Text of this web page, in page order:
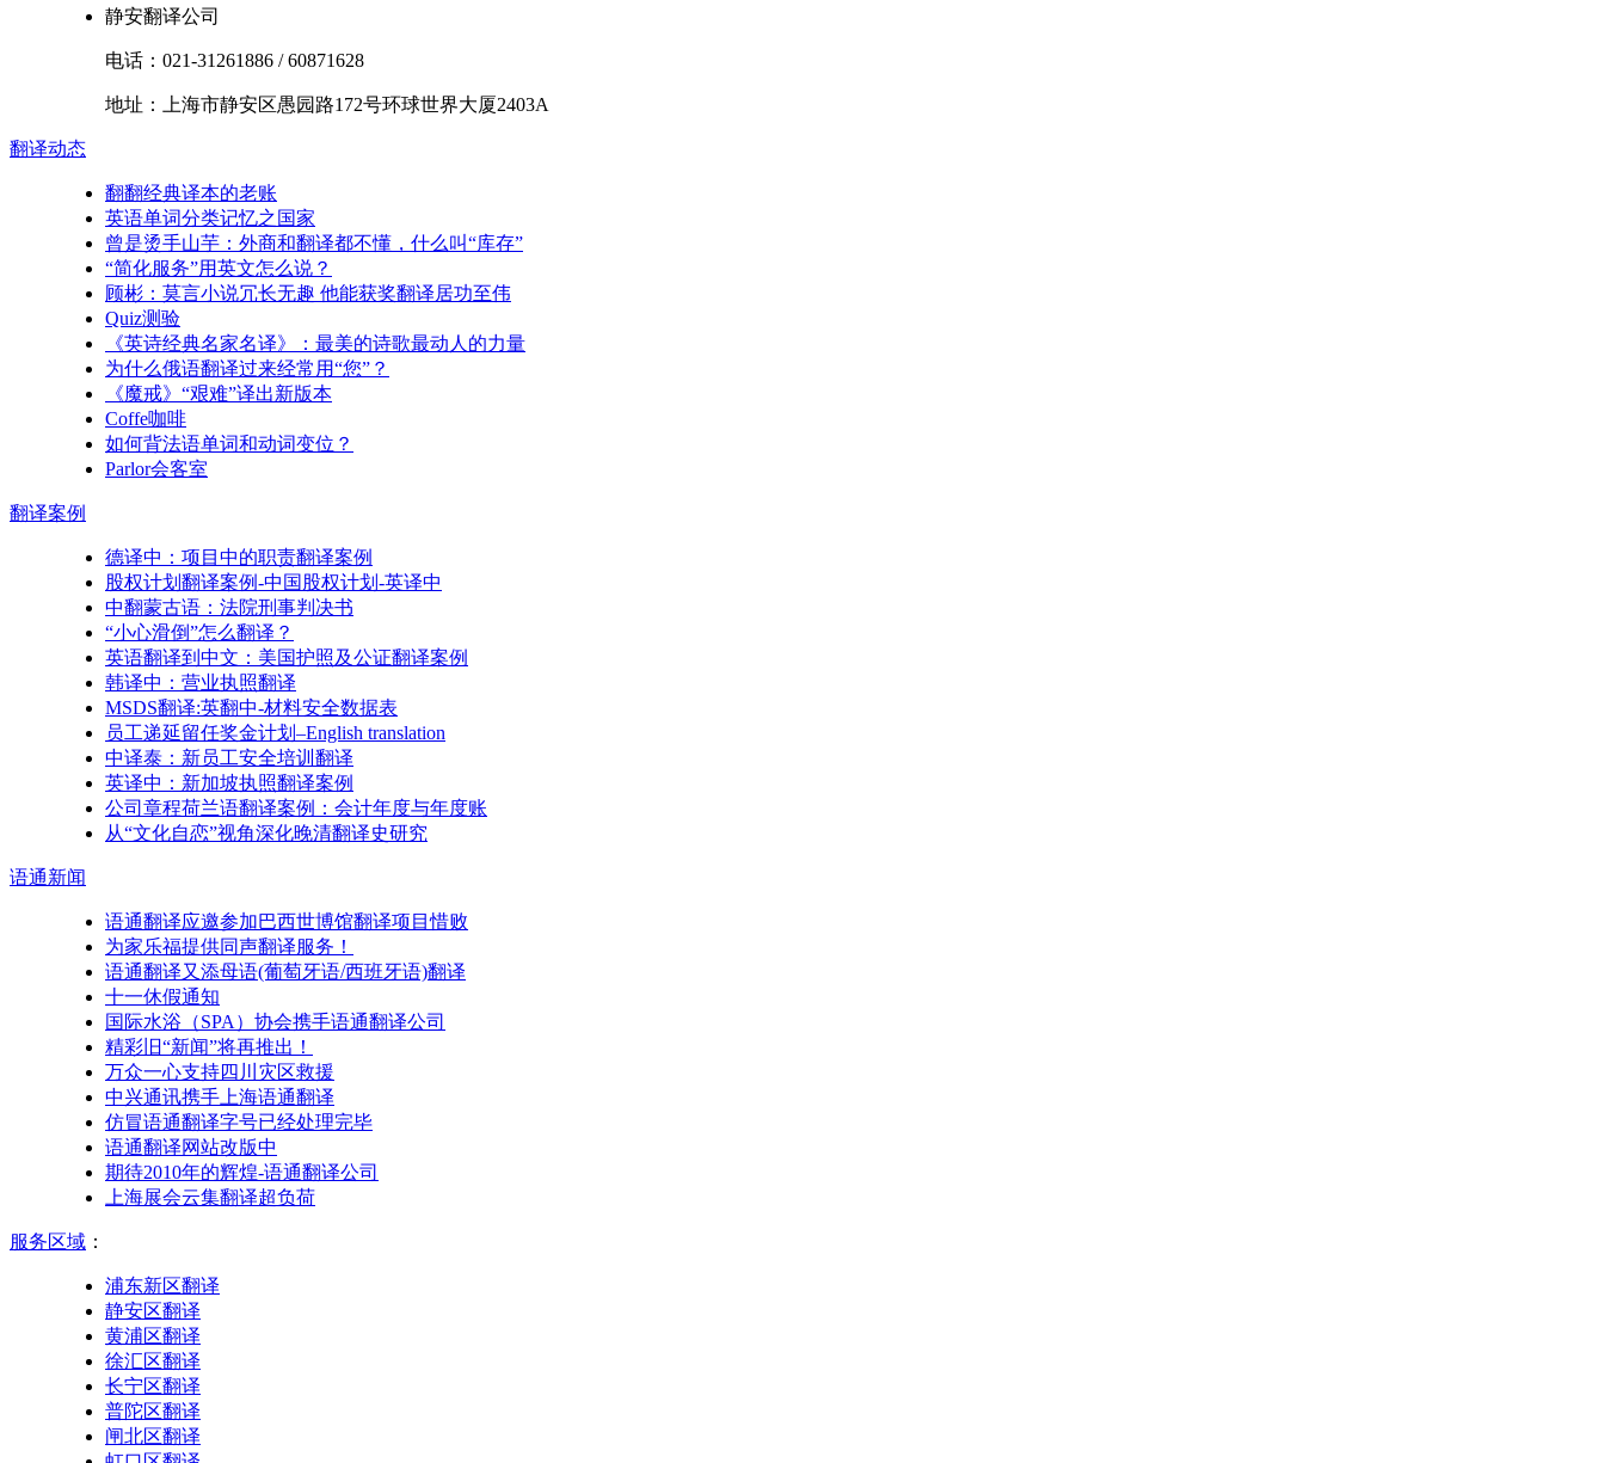
静安翻译公司
电话： 021-31261886 /60871628
地址： 上海市静安区愚园路172号环球世界大厦2403A
翻译动态
翻翻经典译本的老账
英语单词分类记忆之国家
曾是烫手山芋：外商和翻译都不懂，什么叫“库存”
“简化服务”用英文怎么说？
顾彬：莫言小说冗长无趣 他能获奖翻译居功至伟
Quiz测验
《英诗经典名家名译》：最美的诗歌最动人的力量
为什么俄语翻译过来经常用“您”？
《魔戒》“艰难”译出新版本
Coffe咖啡
如何背法语单词和动词变位？
Parlor会客室
翻译案例
德译中：项目中的职责翻译案例
股权计划翻译案例-中国股权计划-英译中
中翻蒙古语：法院刑事判决书
“小心滑倒”怎么翻译？
英语翻译到中文：美国护照及公证翻译案例
韩译中：营业执照翻译
MSDS翻译:英翻中-材料安全数据表
员工递延留任奖金计划–English translation
中译泰：新员工安全培训翻译
英译中：新加坡执照翻译案例
公司章程荷兰语翻译案例：会计年度与年度账
从“文化自恋”视角深化晚清翻译史研究
语通新闻
语通翻译应邀参加巴西世博馆翻译项目惜败
为家乐福提供同声翻译服务！
语通翻译又添母语(葡萄牙语/西班牙语)翻译
十一休假通知
国际水浴（SPA）协会携手语通翻译公司
精彩旧“新闻”将再推出！
万众一心支持四川灾区救援
中兴通讯携手上海语通翻译
仿冒语通翻译字号已经处理完毕
语通翻译网站改版中
期待2010年的辉煌-语通翻译公司
上海展会云集翻译超负荷
服务区域 ：
浦东新区翻译
静安区翻译
黄浦区翻译
徐汇区翻译
长宁区翻译
普陀区翻译
闸北区翻译